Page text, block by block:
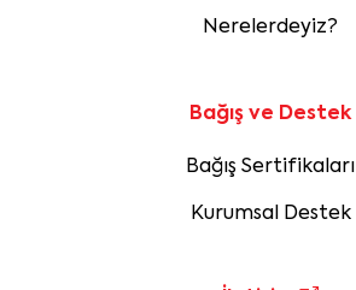
Nerelerdeyiz?
Bağış ve Destek
Bağış Sertifikaları
Kurumsal Destek